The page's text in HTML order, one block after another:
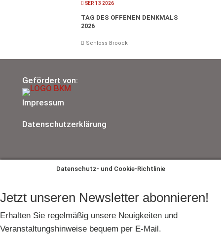
SEP. 13 2026
TAG DES OFFENEN DENKMALS
2026
Schloss Broock
Gefördert von:
Impressum
Datenschutzerklärung
Datenschutz- und Cookie-Richtlinie
Jetzt unseren Newsletter abonnieren!
Erhalten Sie regelmäßig unsere Neuigkeiten und
Veranstaltungshinweise bequem per E-Mail.